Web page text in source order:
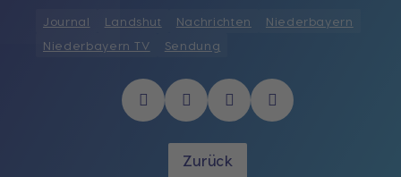
Journal Landshut Nachrichten
Niederbayern
Niederbayern TV
Sendung
Zurück